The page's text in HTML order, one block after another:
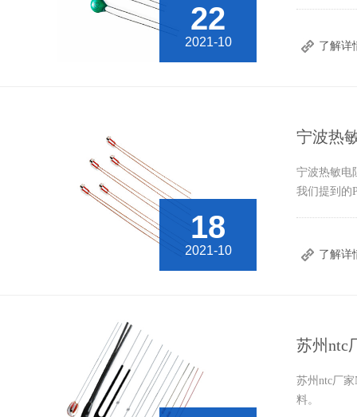
22
2021-10 了解详
18
2021-10
宁波热
宁波热敏电
我们提到的
了解详
苏州ntc
苏州ntc厂
料。